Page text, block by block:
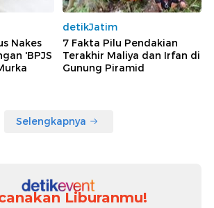
Nakes
'BPJS
detikJatim
7 Fakta Pilu Pendakian
Terakhir Maliya dan Irfan di
Gunung Piramid
Selengkapnya
Liburanmu!